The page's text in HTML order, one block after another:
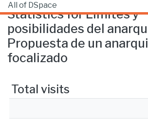
All of DSpace
Statistics for Límites y
posibilidades del
Propuesta de un
focalizado
Total visits